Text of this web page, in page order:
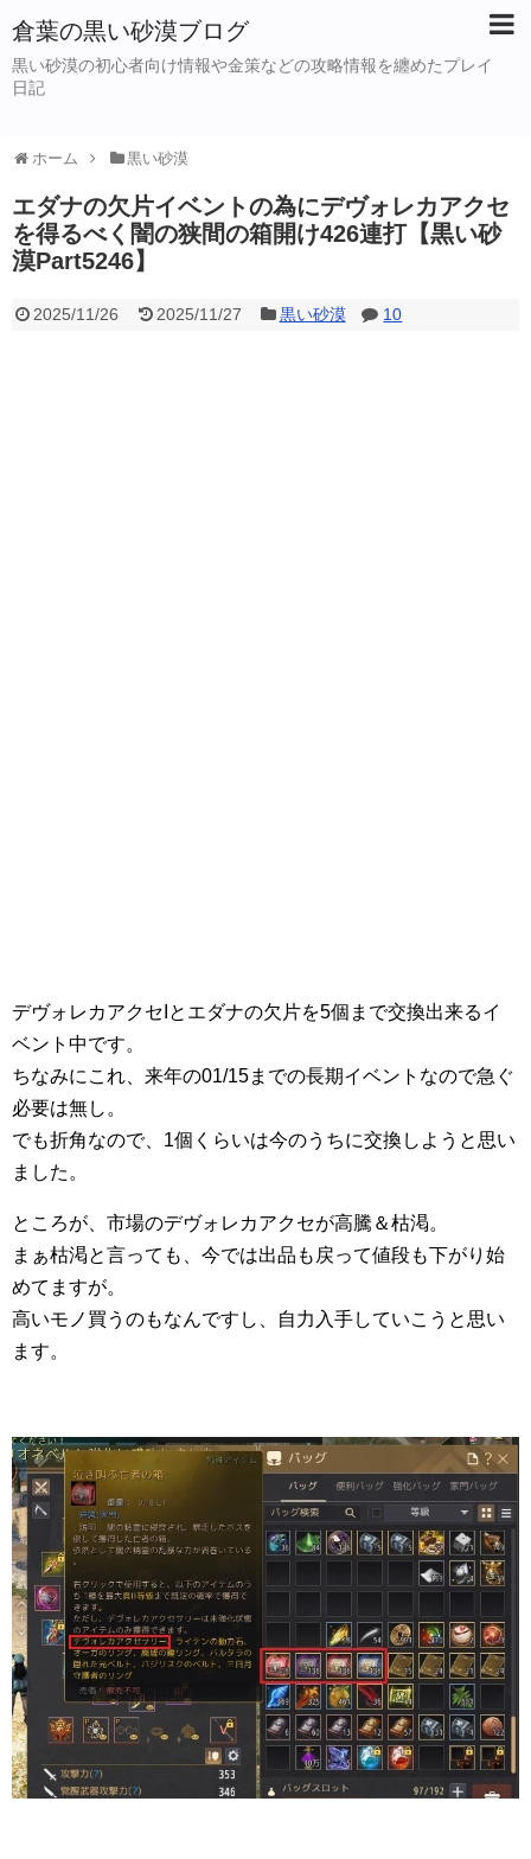
倉葉の黒い砂漠ブログ
黒い砂漠の初心者向け情報や金策などの攻略情報を纏めたプレイ
日記
ホーム 黒い砂漠
エダナの欠片イベントの為にデヴォレカアクセ
を得るべく闇の狭間の箱開け426連打【黒い砂
漠Part5246】
2025/11/26 2025/11/27 黒い砂漠 10
デヴォレカアクセIとエダナの欠片を5個まで交換出来るイ
ベント中です。
ちなみにこれ、来年の01/15までの長期イベントなので急ぐ
必要は無し。
でも折角なので、1個くらいは今のうちに交換しようと思い
ました。
ところが、市場のデヴォレカアクセが高騰＆枯渇。
まぁ枯渇と言っても、今では出品も戻って値段も下がり始
めてますが。
高いモノ買うのもなんですし、自力入手していこうと思い
ます。